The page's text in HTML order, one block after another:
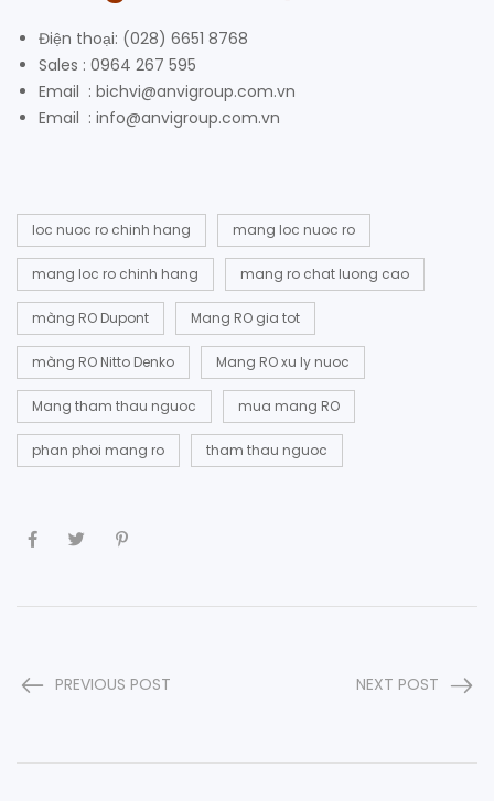
Điện thoại: (028) 6651 8768
Sales : 0964 267 595
Email : bichvi@anvigroup.com.vn
Email : info@anvigroup.com.vn
loc nuoc ro chinh hang mang loc nuoc ro
mang loc ro chinh hang mang ro chat luong cao
màng RO Dupont Mang RO gia tot
màng RO Nitto Denko Mang RO xu ly nuoc
Mang tham thau nguoc mua mang RO
phan phoi mang ro tham thau nguoc
PREVIOUS POST NEXT POST